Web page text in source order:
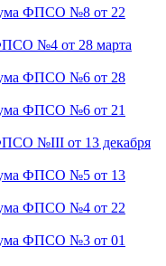
ФПСО №8 от 22
№4 от 28 марта
ФПСО №6 от 28
ФПСО №6 от 21
№III от 13 декабря
ФПСО №5 от 13
ФПСО №4 от 22
ФПСО №3 от 01